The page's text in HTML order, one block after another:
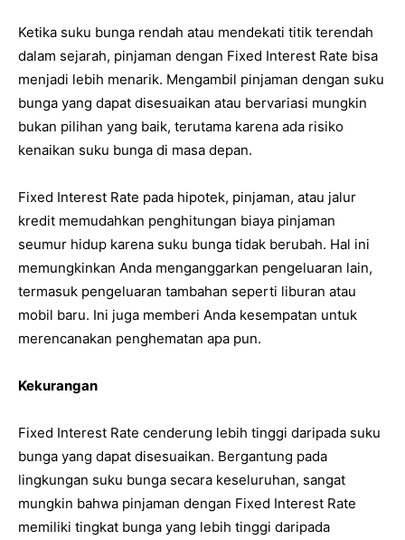
Ketika suku bunga rendah atau mendekati titik terendah
dalam sejarah, pinjaman dengan Fixed Interest Rate bisa
menjadi lebih menarik. Mengambil pinjaman dengan suku
bunga yang dapat disesuaikan atau bervariasi mungkin
bukan pilihan yang baik, terutama karena ada risiko
kenaikan suku bunga di masa depan.
Fixed Interest Rate pada hipotek, pinjaman, atau jalur
kredit memudahkan penghitungan biaya pinjaman
seumur hidup karena suku bunga tidak berubah. Hal ini
memungkinkan Anda menganggarkan pengeluaran lain,
termasuk pengeluaran tambahan seperti liburan atau
mobil baru. Ini juga memberi Anda kesempatan untuk
merencanakan penghematan apa pun.
Kekurangan
Fixed Interest Rate cenderung lebih tinggi daripada suku
bunga yang dapat disesuaikan. Bergantung pada
lingkungan suku bunga secara keseluruhan, sangat
mungkin bahwa pinjaman dengan Fixed Interest Rate
memiliki tingkat bunga yang lebih tinggi daripada